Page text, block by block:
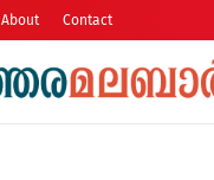
About Contact
പെൺകുട്ടിയെ ക്രൂരമായ